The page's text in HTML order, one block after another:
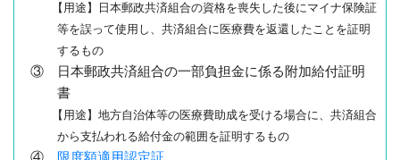
【用途】日本郵政共済組合の資格を喪失した後にマイナ保険証
等を誤って使用し、共済組合に医療費を返還したことを証明
するもの
③ 日本郵政共済組合の一部負担金に係る附加給付証明
書
【用途】地方自治体等の医療費助成を受ける場合に、共済組合
から支払われる給付金の範囲を証明するもの